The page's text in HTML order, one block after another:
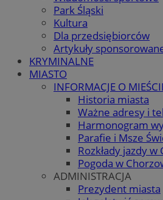
Park Śląski
Kultura
Dla przedsiębiorców
Artykuły
KRYMINALNE
MIASTO
INFORMACJE O
Historia miasta
Ważne adresy i
Harmonogram
Parafie i Msze
Rozkłady jazdy w
Pogoda w
ADMINISTRACJA
Prezydent miasta